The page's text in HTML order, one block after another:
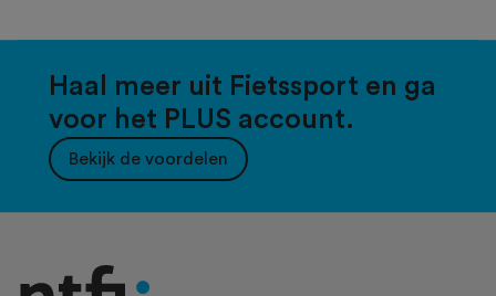
Haal meer uit Fietssport en ga
voor het PLUS account.
Bekijk de voordelen